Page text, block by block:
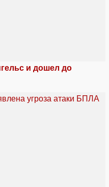
и дошел до